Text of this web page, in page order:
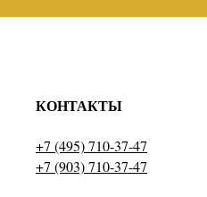
КОНТАКТЫ
+7 (495) 710-37-47
+7 (903) 710-37-47